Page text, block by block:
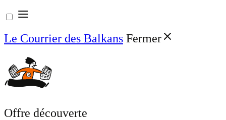
Aller
au
contenu
Le Courrier des Balkans Fermer
Offre découverte